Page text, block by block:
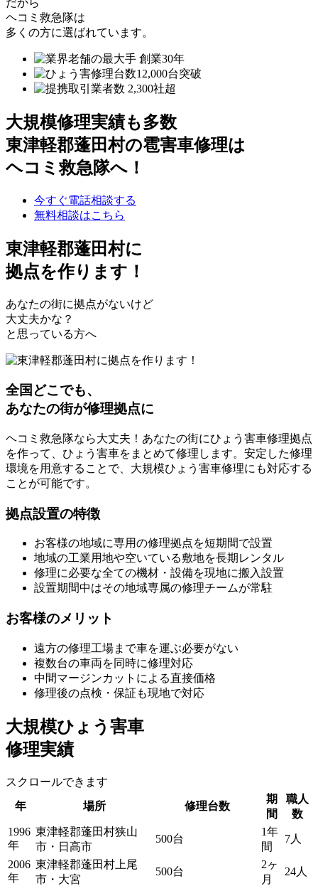
ヘコミ救急隊は
多くの方に選ばれています。
大規模修理実績も多数
東津軽郡蓬田村の雹害車修理は
ヘコミ救急隊へ！
今すぐ電話相談する
無料相談はこちら
東津軽郡蓬田村に
拠点を作ります！
あなたの街に拠点がないけど
大丈夫かな？
と思っている方へ
全国どこでも、
あなたの街が修理拠点に
ヘコミ救急隊なら大丈夫！あなたの街にひょう害車修理拠点
を作って、ひょう害車をまとめて修理します。安定した修理
環境を用意することで、大規模ひょう害車修理にも対応する
ことが可能です。
拠点設置の特徴
お客様の地域に専用の修理拠点を短期間で設置
地域の工業用地や空いている敷地を長期レンタル
修理に必要な全ての機材・設備を現地に搬入設置
設置期間中はその地域専属の修理チームが常駐
お客様のメリット
遠方の修理工場まで車を運ぶ必要がない
複数台の車両を同時に修理対応
中間マージンカットによる直接価格
修理後の点検・保証も現地で対応
大規模ひょう害車
修理実績
スクロールできます
年
場所 修理台数
期
間
職人
数
1996
年
東津軽郡蓬田村狭山
市・日高市
500台
1年
間
7人
2006
年
東津軽郡蓬田村上尾
市・大宮
500台
2ヶ
月
24人